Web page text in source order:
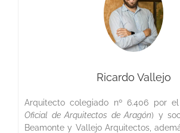
Ricardo Vallejo
Arquitecto colegiado nº 6.406 por
Oficial de Arquitectos de Aragón) y
Beamonte y Vallejo Arquitectos,